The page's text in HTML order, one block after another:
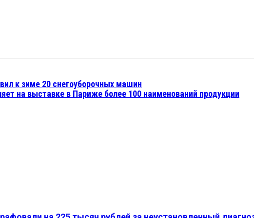
к зиме 20 снегоуборочных машин
на выставке в Париже более 100 наименований продукции